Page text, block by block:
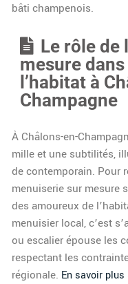
bâti champenois.
Le rôle de
mesure
l’habitat à
Champagne
À Châlons-en-
mille et une subtilités,
de contemporain. Pour
menuiserie sur mesure
des amoureux de
menuisier local, c’est
ou escalier épouse les
respectant les
régionale. En savoir plus